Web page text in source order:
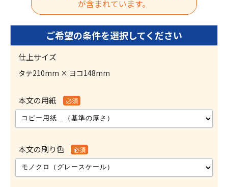
が含まれています。
仕上サイズ
タテ210mm × ヨコ148mm
本文の用紙 必須
本文の刷り色 必須